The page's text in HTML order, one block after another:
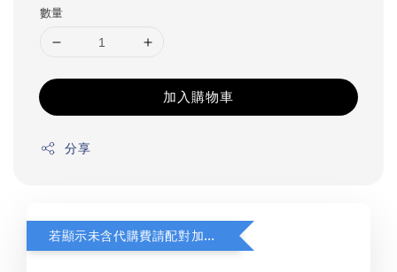
數量
加入購物車
分享
若顯示未含代購費請配對加購(未加購視同無效訂單)